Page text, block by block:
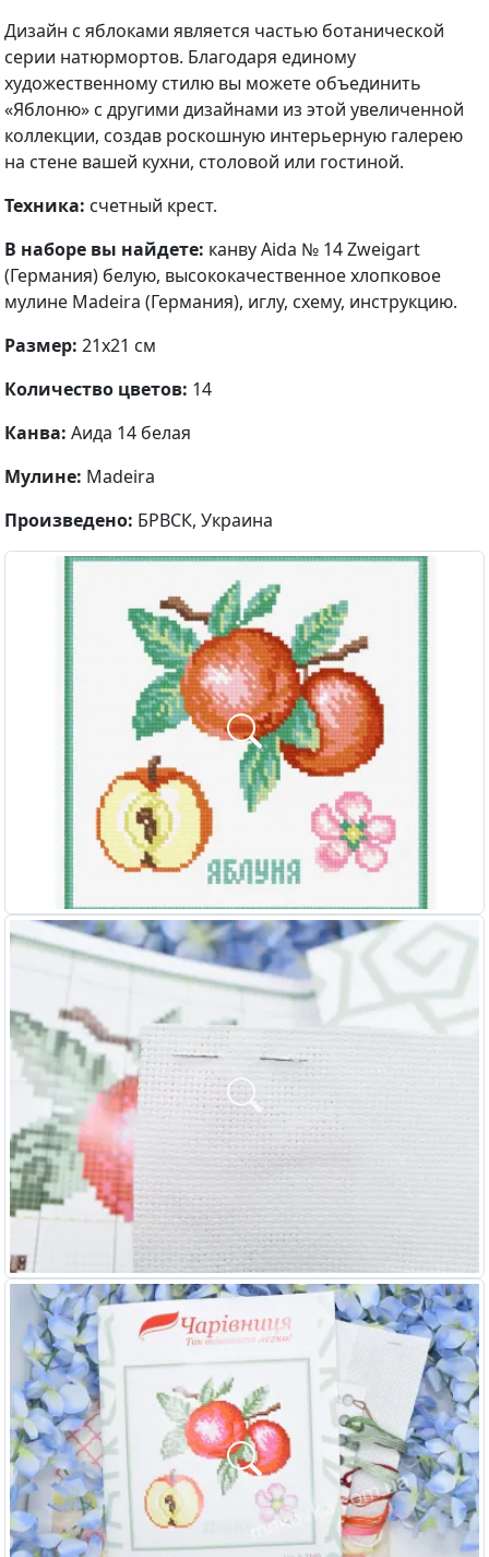
Дизайн с яблоками является частью ботанической
серии натюрмортов. Благодаря единому
художественному стилю вы можете объединить
«Яблоню» с другими дизайнами из этой увеличенной
коллекции, создав роскошную интерьерную галерею
на стене вашей кухни, столовой или гостиной.
Техника: счетный крест.
В наборе вы найдете: канву Aida № 14 Zweigart
(Германия) белую, высококачественное хлопковое
мулине Madeira (Германия), иглу, схему, инструкцию.
Размер: 21х21 см
Количество цветов: 14
Канва: Аида 14 белая
Мулине: Madeira
Произведено: БРВСК, Украина